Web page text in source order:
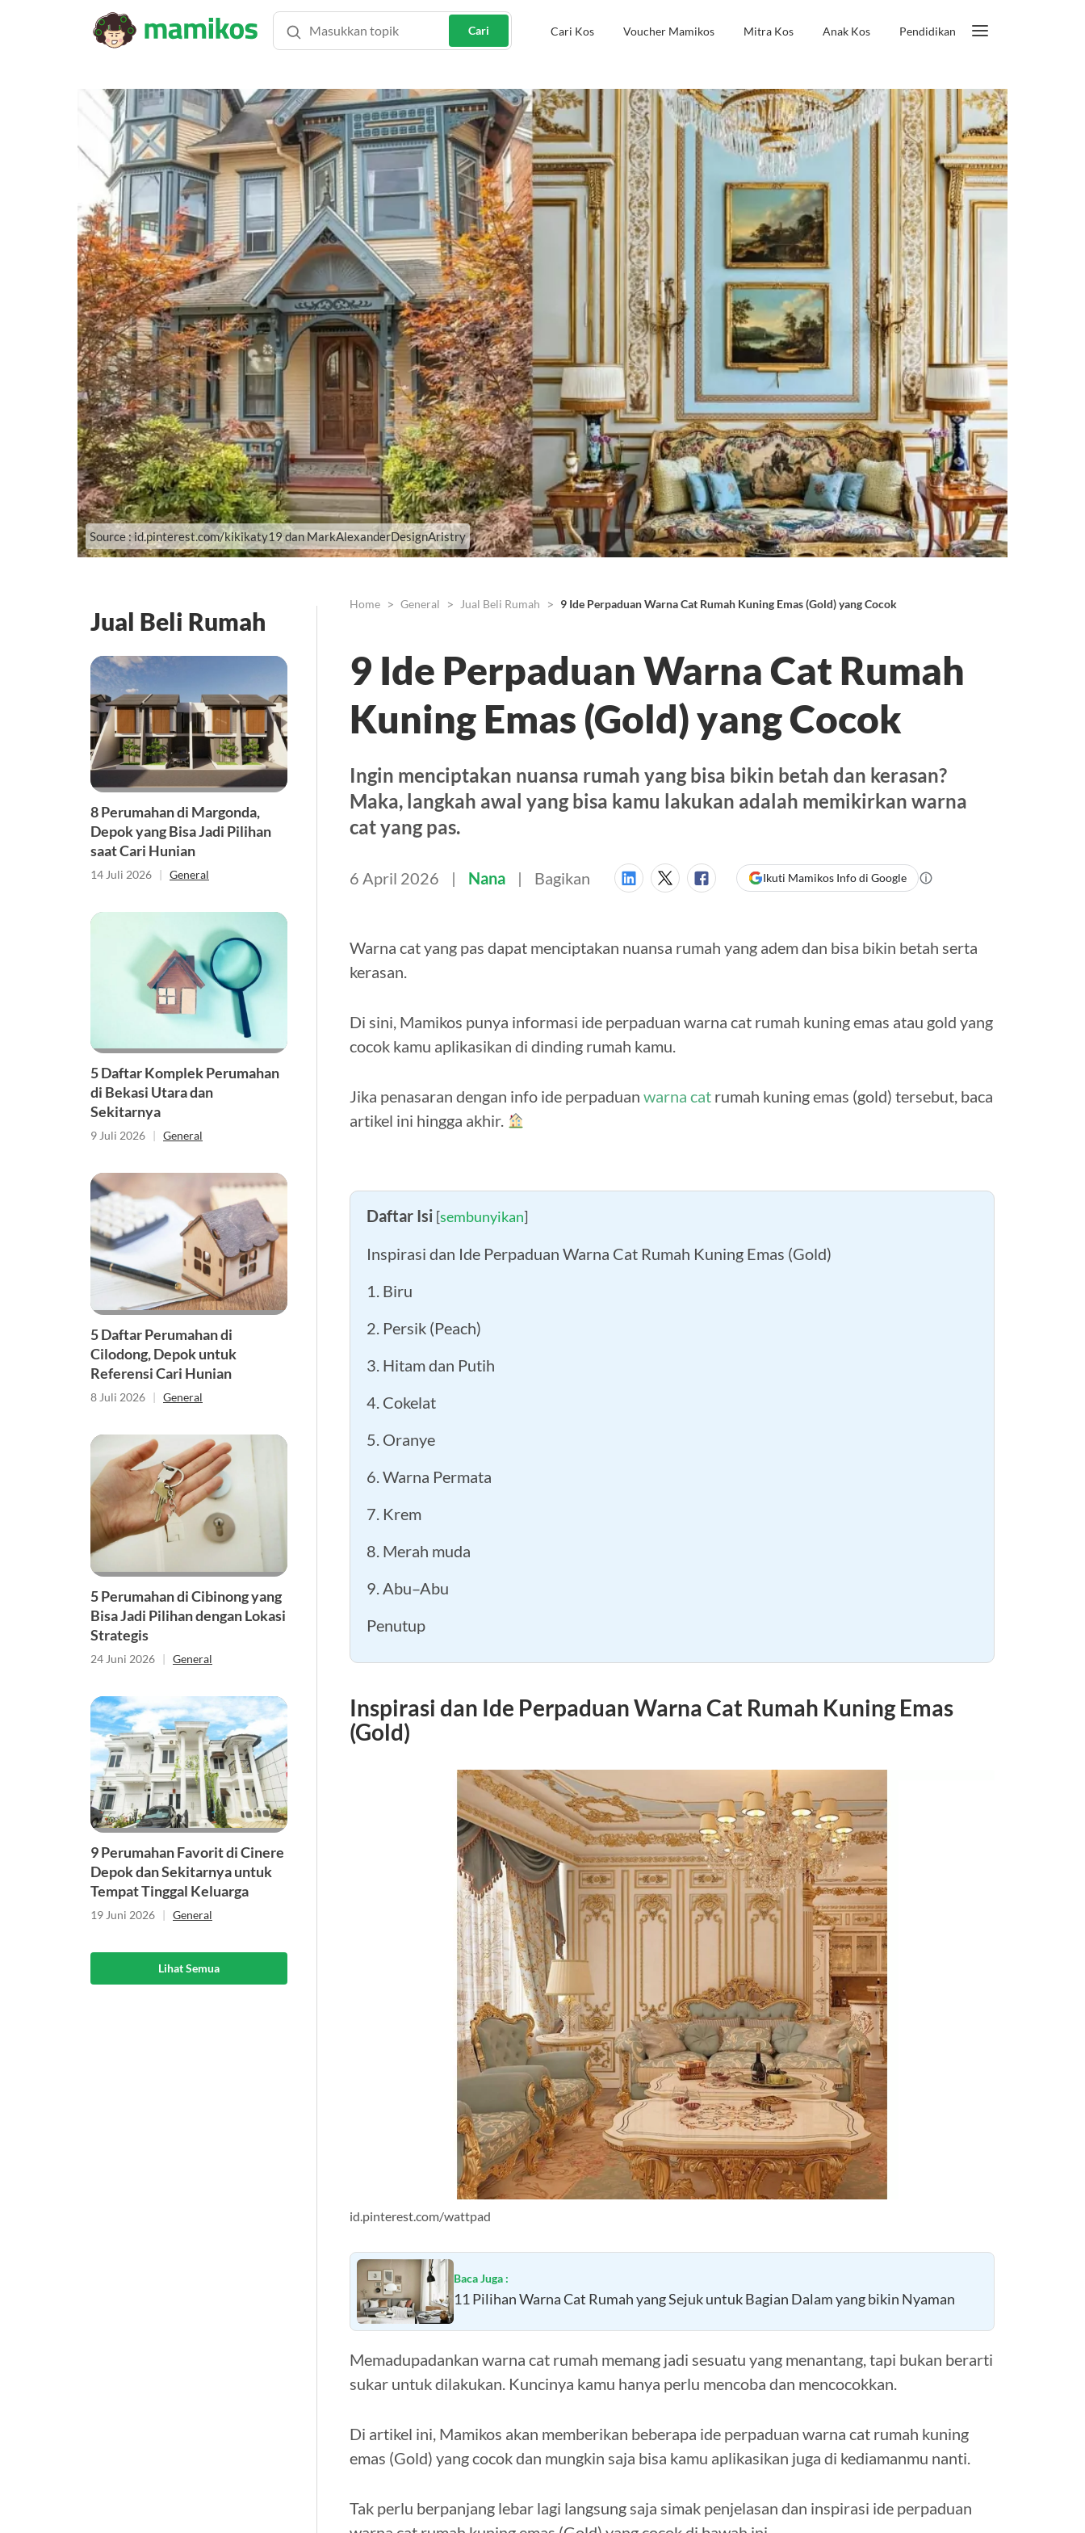
Cari Cari Kos Voucher Mamikos Mitra Kos Anak Kos Pendidikan
Source : id.pinterest.com/kikikaty19 dan MarkAlexanderDesignAristry
Jual Beli Rumah
8 Perumahan di Margonda,
Depok yang Bisa Jadi Pilihan
saat Cari Hunian
14 Juli 2026 | General
5 Daftar Komplek Perumahan
di Bekasi Utara dan
Sekitarnya
9 Juli 2026 | General
5 Daftar Perumahan di
Cilodong, Depok untuk
Referensi Cari Hunian
8 Juli 2026 | General
5 Perumahan di Cibinong yang
Bisa Jadi Pilihan dengan Lokasi
Strategis
24 Juni 2026 | General
9 Perumahan Favorit di Cinere
Depok dan Sekitarnya untuk
Tempat Tinggal Keluarga
19 Juni 2026 | General
Lihat Semua
Home General Jual Beli Rumah 9 Ide Perpaduan Warna Cat Rumah Kuning Emas (Gold) yang Cocok
9 Ide Perpaduan Warna Cat Rumah
Kuning Emas (Gold) yang Cocok
Ingin menciptakan nuansa rumah yang bisa bikin betah dan kerasan?
Maka, langkah awal yang bisa kamu lakukan adalah memikirkan warna
cat yang pas.
6 April 2026 Nana Bagikan Ikuti Mamikos Info di Google
Warna cat yang pas dapat menciptakan nuansa rumah yang adem dan bisa bikin betah serta
kerasan.
Di sini, Mamikos punya informasi ide perpaduan warna cat rumah kuning emas atau gold yang
cocok kamu aplikasikan di dinding rumah kamu.
Jika penasaran dengan info ide perpaduan warna cat rumah kuning emas (gold) tersebut, baca
artikel ini hingga akhir.
Daftar Isi [sembunyikan]
Inspirasi dan Ide Perpaduan Warna Cat Rumah Kuning Emas (Gold)
1. Biru
2. Persik (Peach)
3. Hitam dan Putih
4. Cokelat
5. Oranye
6. Warna Permata
7. Krem
8. Merah muda
9. Abu–Abu
Penutup
Inspirasi dan Ide Perpaduan Warna Cat Rumah Kuning Emas
(Gold)
id.pinterest.com/wattpad
Baca Juga :
11 Pilihan Warna Cat Rumah yang Sejuk untuk Bagian Dalam yang bikin Nyaman
Memadupadankan warna cat rumah memang jadi sesuatu yang menantang, tapi bukan berarti
sukar untuk dilakukan. Kuncinya kamu hanya perlu mencoba dan mencocokkan.
Di artikel ini, Mamikos akan memberikan beberapa ide perpaduan warna cat rumah kuning
emas (Gold) yang cocok dan mungkin saja bisa kamu aplikasikan juga di kediamanmu nanti.
Tak perlu berpanjang lebar lagi langsung saja simak penjelasan dan inspirasi ide perpaduan